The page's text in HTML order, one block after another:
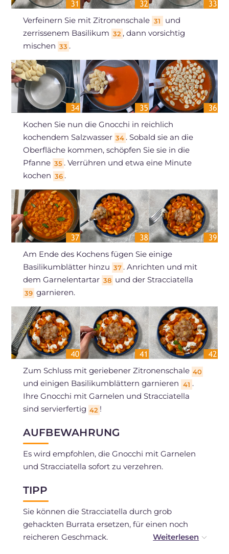
Verfeinern Sie mit Zitronenschale 31
und
zerrissenem Basilikum 32 , dann vorsichtig
mischen 33 .
Kochen Sie nun die Gnocchi in reichlich
kochendem Salzwasser 34 . Sobald sie an die
Oberfläche kommen, schöpfen Sie sie in die
Pfanne 35 . Verrühren und etwa eine Minute
kochen 36 .
Am Ende des Kochens fügen Sie einige
Basilikumblätter hinzu 37 . Anrichten und mit
dem Garnelentartar 38 und der Stracciatella
39 garnieren.
Zum Schluss mit geriebener Zitronenschale 40
und einigen Basilikumblättern garnieren 41 .
Ihre Gnocchi mit Garnelen und Stracciatella
sind servierfertig 42 !
AUFBEWAHRUNG
Es wird empfohlen, die Gnocchi mit Garnelen
und Stracciatella sofort zu verzehren.
TIPP
Sie können die Stracciatella durch grob
gehackten Burrata ersetzen, für einen noch
reicheren Geschmack.